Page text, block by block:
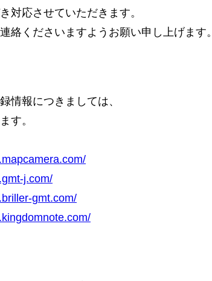
対応させていただきます。
絡くださいますようお願い申し上げます。
情報につきましては、
す。
j.com/
gmt.com/